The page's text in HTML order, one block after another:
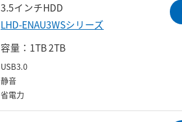
3.5インチHDD
LHD-ENAU3WSシリーズ
容量：1TB 2TB
USB3.0
静音
省電力